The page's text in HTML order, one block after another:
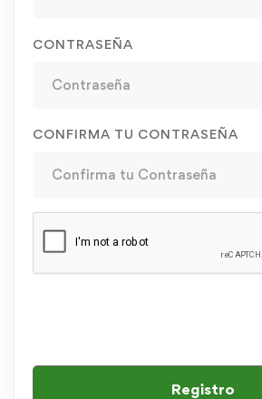
CONTRASEÑA
CONFIRMA TU CONTRASEÑA
Registro